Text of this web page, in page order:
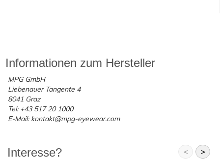
Informationen zum Hersteller
MPG GmbH
Liebenauer Tangente 4
8041 Graz
Tel: +43 517 20 1000
E-Mail: kontakt@mpg-eyewear.com
Interesse? < >